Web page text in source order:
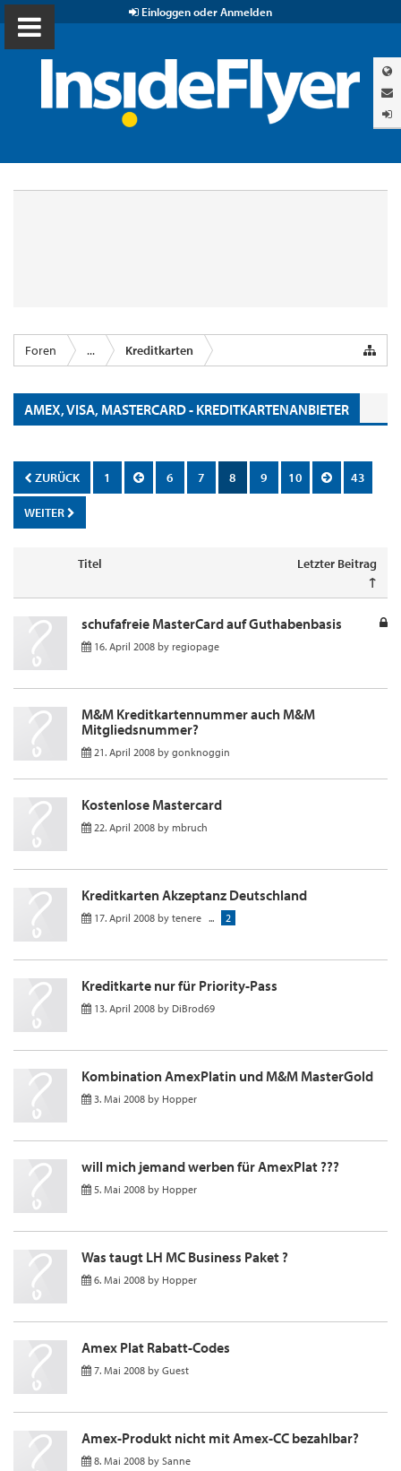
Einloggen oder Anmelden
Foren ... Kreditkarten
AMEX, VISA, MASTERCARD - KREDITKARTENANBIETER
ZURÜCK 1 6 7 8 9 10 43
WEITER
Titel
Letzter Beitrag
↑
schufafreie MasterCard auf Guthabenbasis
16. April 2008 by regiopage
M&M Kreditkartennummer auch M&M
Mitgliedsnummer?
21. April 2008 by gonknoggin
Kostenlose Mastercard
22. April 2008 by mbruch
Kreditkarten Akzeptanz Deutschland
17. April 2008 by tenere ... 2
Kreditkarte nur für Priority-Pass
13. April 2008 by DiBrod69
Kombination AmexPlatin und M&M MasterGold
3. Mai 2008 by Hopper
will mich jemand werben für AmexPlat ???
5. Mai 2008 by Hopper
Was taugt LH MC Business Paket ?
6. Mai 2008 by Hopper
Amex Plat Rabatt-Codes
7. Mai 2008 by Guest
Amex-Produkt nicht mit Amex-CC bezahlbar?
8. Mai 2008 by Sanne